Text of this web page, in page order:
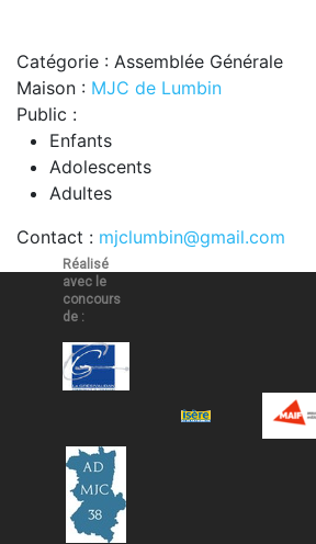
Catégorie : Assemblée Générale
Maison : MJC de Lumbin
Public :
Enfants
Adolescents
Adultes
Contact : mjclumbin@gmail.com
Réalisé
avec le
concours
de :